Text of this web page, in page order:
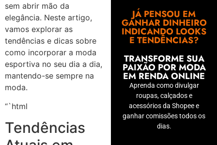
sem abrir mão da
elegância. Neste artigo,
vamos explorar as
tendências e dicas sobre
como incorporar a moda
esportiva no seu dia a dia,
mantendo-se sempre na
moda.
“`html
Tendências
JÁ PENSOU EM
GANHAR DINHEIRO
INDICANDO LOOKS
E TENDÊNCIAS?
TRANSFORME SUA
PAIXÃO POR MODA
EM RENDA ONLINE
Aprenda como divulgar
roupas, calçados e
acessórios da Shopee e
ganhar comissões todos os
dias.